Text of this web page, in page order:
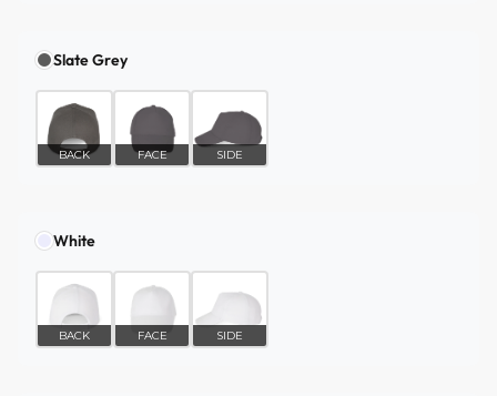
Slate Grey
BACK FACE SIDE
White
BACK FACE SIDE